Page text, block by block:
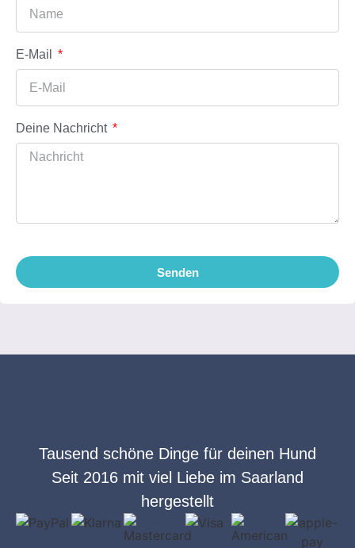
E-Mail
Deine Nachricht
Senden
Tausend schöne Dinge für deinen Hund
Seit 2016 mit viel Liebe im Saarland
hergestellt